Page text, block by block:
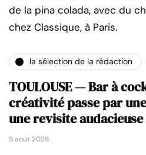
de la pina colada, avec du
chez Classique, à Paris.
la sélection de la rédaction
TOULOUSE — Bar à
créativité passe par
une revisite
5 août 2026